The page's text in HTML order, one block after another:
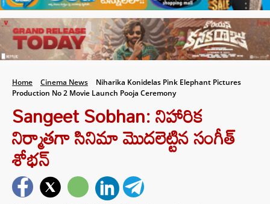
Home Cinema News
Niharika Konidelas Pink Elephant Pictures
Production No 2 Movie Launch Pooja Ceremony
Sangeet Sobhan: నిహారిక
నిర్మాతగా సినిమా మొదలెట్టిన సంగీత్
శోభన్